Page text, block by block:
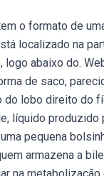
o formato de
localizado na
logo abaixo do.
de saco,
do lobo direito do
líquido produzido
pequena
armazena a